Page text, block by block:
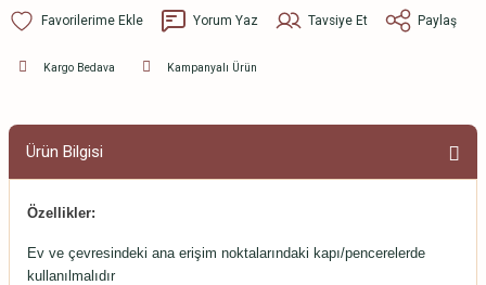
Yorum Yaz Tavsiye Et Paylaş
Kargo Bedava Kampanyalı Ürün
Ürün Bilgisi
Özellikler:
Ev ve çevresindeki ana erişim noktalarındaki kapı/pencerelerde
kullanılmalıdır